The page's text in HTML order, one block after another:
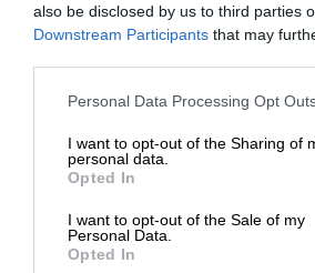
also be disclosed by us to third parties
Downstream Participants that may
Personal Data Processing Opt
I want to opt-out of the Sharing of
personal data.
Opted In
I want to opt-out of the Sale of my
Personal Data.
Opted In
oraz zgodność z konkretnymi
jest kluczowe dla uzyskania
drukowania.
Wymiary
(szerokość x
głębokość x
wysokość) /
1.001 kg
Szerokość
transportowa
Głębokość
transportowa